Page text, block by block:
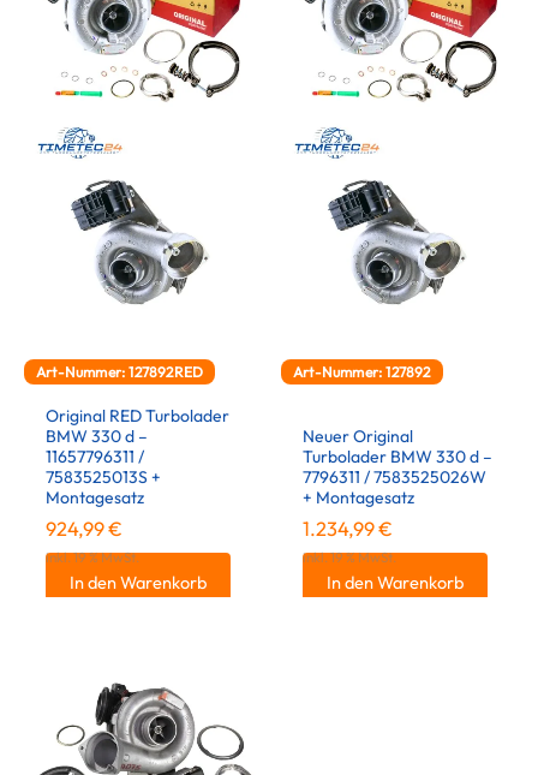
Art-Nummer: 127892RED
Original RED Turbolader
BMW 330 d –
11657796311 /
7583525013S +
Montagesatz
924,99€
inkl. 19 % MwSt.
In den Warenkorb
Art-Nummer: 127892
Neuer Original
Turbolader BMW 330 d –
7796311 / 7583525026W
+ Montagesatz
1.234,99€
inkl. 19 % MwSt.
In den Warenkorb